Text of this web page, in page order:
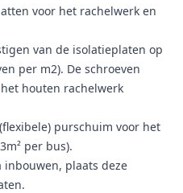
voor het rachelwerk en
van de isolatieplaten op
per m2). De schroeven
houten rachelwerk
purschuim voor het
per bus).
inbouwen, plaats deze